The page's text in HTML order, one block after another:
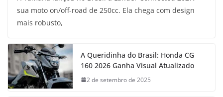
sua moto on/off-road de 250cc. Ela chega com design
mais robusto,
A Queridinha do Brasil: Honda CG
160 2026 Ganha Visual Atualizado
2 de setembro de 2025